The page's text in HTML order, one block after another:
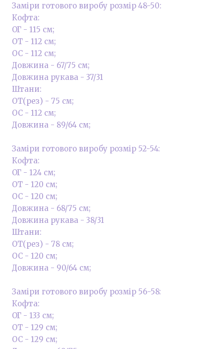
Заміри готового виробу розмір 48-50:
Кофта:
ОГ - 115 см;
ОТ - 112 см;
ОС - 112 см;
Довжина - 67/75 см;
Довжина рукава - 37/31
Штани:
ОТ(рез) - 75 см;
ОС - 112 см;
Довжина - 89/64 см;
Заміри готового виробу розмір 52-54:
Кофта:
ОГ - 124 см;
ОТ - 120 см;
ОС - 120 см;
Довжина - 68/75 см;
Довжина рукава - 38/31
Штани:
ОТ(рез) - 78 см;
ОС - 120 см;
Довжина - 90/64 см;
Заміри готового виробу розмір 56-58:
Кофта:
ОГ - 133 см;
ОТ - 129 см;
ОС - 129 см;